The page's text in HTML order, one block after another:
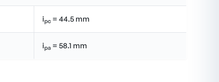
ipc = 44.5 mm
ipa = 58.1 mm